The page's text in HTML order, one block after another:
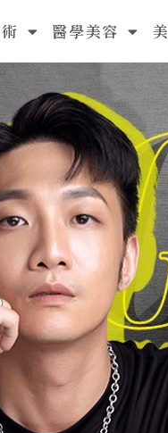
醫學美容